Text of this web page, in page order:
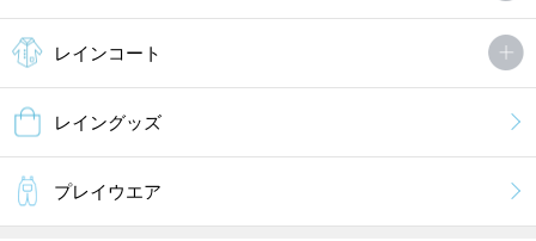
レインコート
レイングッズ
プレイウエア